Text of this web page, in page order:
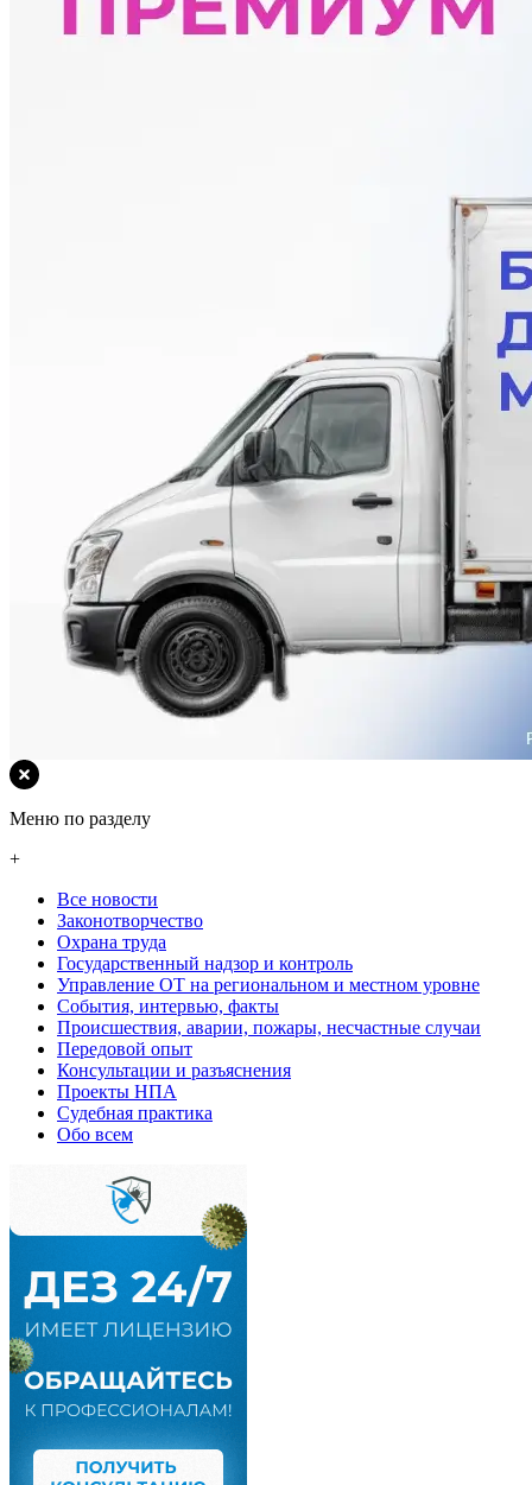
Меню по разделу
+
Все новости
Законотворчество
Охрана труда
Государственный надзор и контроль
Управление ОТ на региональном и местном уровне
События, интервью, факты
Происшествия, аварии, пожары, несчастные случаи
Передовой опыт
Консультации и разъяснения
Проекты НПА
Судебная практика
Обо всем